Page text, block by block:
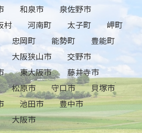
和泉市
泉佐野市
村 河南町 太子町
岬町
忠岡町 能勢町
豊能町
大阪狭山市
交野市
東大阪市
藤井寺市
松原市 守口市
貝塚市
池田市
豊中市
大阪市